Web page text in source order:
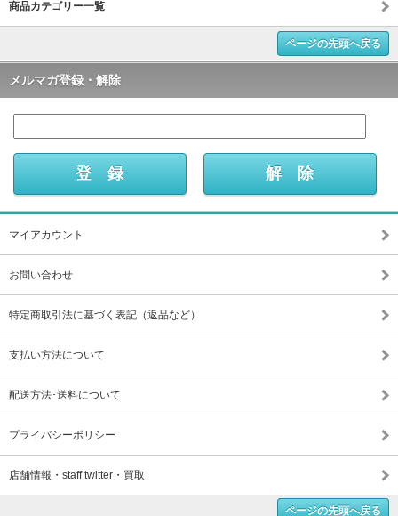
商品カテゴリー一覧
ページの先頭へ戻る
メルマガ登録・解除
マイアカウント
お問い合わせ
特定商取引法に基づく表記（返品など）
支払い方法について
配送方法･送料について
プライバシーポリシー
店舗情報・staff twitter・買取
ページの先頭へ戻る